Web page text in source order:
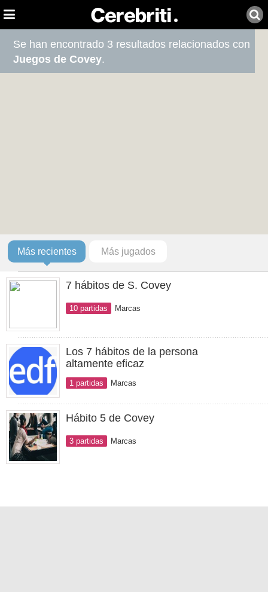
Se han encontrado 3 resultados relacionados con
Juegos de Covey.
Más recientes Más jugados
7 hábitos de S. Covey
10 partidas Marcas
Los 7 hábitos de la persona
altamente eficaz
1 partidas Marcas
Hábito 5 de Covey
3 partidas Marcas